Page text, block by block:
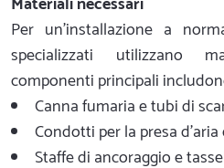
Per un'installazione a
specializzati utilizzano
componenti principali
Canna fumaria e tubi di
Condotti per la presa
Staffe di ancoraggio e